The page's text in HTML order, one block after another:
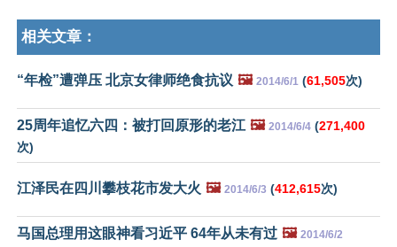
相关文章：
“年检”遭弹压 北京女律师绝食抗议 🖼️ 2014/6/1 (61,505次)
25周年追忆六四：被打回原形的老江 🖼️ 2014/6/4 (271,400
次)
江泽民在四川攀枝花市发大火 🖼️ 2014/6/3 (412,615次)
马国总理用这眼神看习近平 64年从未有过 🖼️ 2014/6/2